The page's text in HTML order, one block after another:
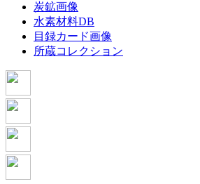
炭鉱画像
水素材料DB
目録カード画像
所蔵コレクション